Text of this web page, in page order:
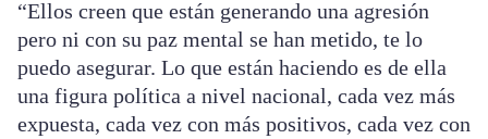
“Ellos creen que están generando una agresión
pero ni con su paz mental se han metido, te lo
puedo asegurar. Lo que están haciendo es de ella
una figura política a nivel nacional, cada vez más
expuesta, cada vez con más positivos, cada vez con